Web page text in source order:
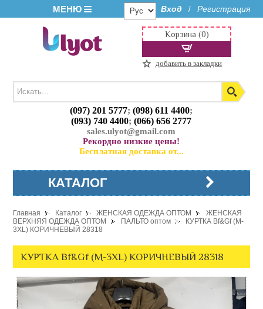
МЕНЮ Вход / Регистрация
(097) 201 5777;(098) 611 4400;
(093) 740 4400;(066) 656 2777
sales.ulyot@gmail.com
Рекордно низкие цены!
Бесплатная доставка от...
Корзина (0)
добавить в закладки
КАТАЛОГ
Главная Каталог ЖЕНСКАЯ ОДЕЖДА ОПТОМ
ЖЕНСКАЯ
ВЕРХНЯЯ ОДЕЖДА ОПТОМ
ПАЛЬТО оптом
КУРТКА Bf&Gf (M-
3XL) КОРИЧНЕВЫЙ 28318
КУРТКА Bf&Gf (M-3XL) КОРИЧНЕВЫЙ 28318